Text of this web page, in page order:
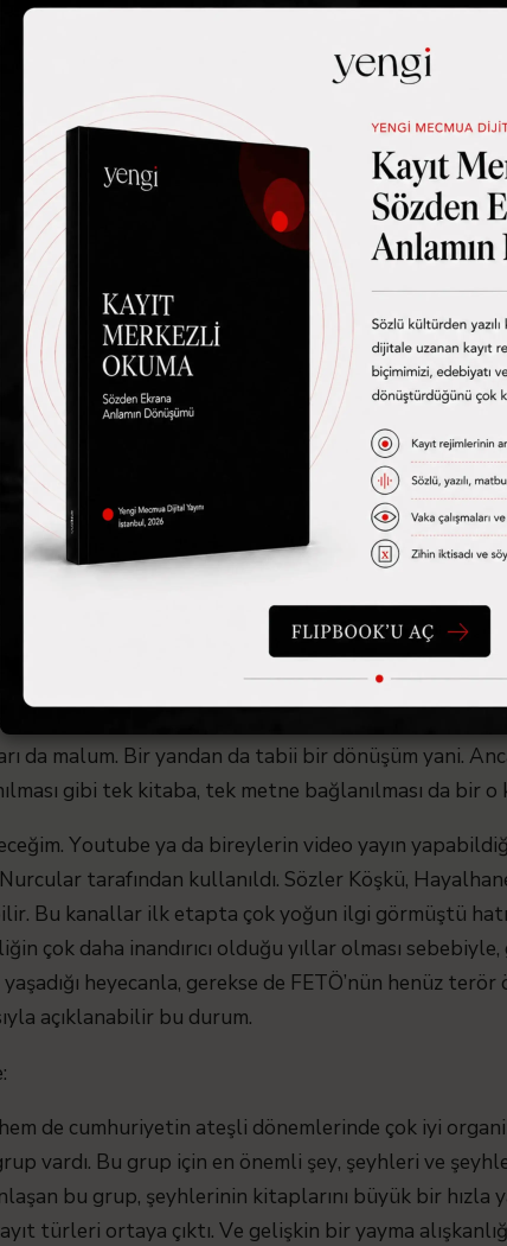
eli dahi matbaanın ürettiği zihin iktisadıyla
zihin iktisadı etkisiyle okuyucu ile buluşmuş.
pek de önemli değil. Aslında önemli de…
çok satılmasıyla ilgilisi var.) Risale-i Nur adı verilen
gerekiyor: 13 yıl kadar kısa bir sürede el ile
olsun ya da olmasın (olmaması imkannsızzz), ilkin bir
iktidarın, çeşitli dini grupların yayın araçlarına
bir matbuat başarısı olduğunu ifade etmek için
olan Yeni Asya grubunun gazetesinin şöyle bir
telif ettiği Risale-i Nur’ların medyadaki katıksız
‘doğrunun yanında haklının sesi’ olarak
ifademiz “asrın müellifi.” Daha önce hiç kimsenin
bir ifade bana kalırsa. Şeyh-mürit ilişkisinin
biri. Tabii Nurcular pek çok fraksiyona ayrılmışlar.
için abes olacaktır ancak yukarıda bir fraksiyon
bir şekilde ima etmiştim zaten. “Varın diğerlerini
hızla geliştiği, dilde sadeleşme projelerinin
geleneğini, metin merkezli bir cemaate
da malum. Bir yandan da tabii bir dönüşüm yani.
gibi tek kitaba, tek metne bağlanılması da bir
Youtube ya da bireylerin video yayın
tarafından kullanıldı. Sözler Köşkü,
Bu kanallar ilk etapta çok yoğun ilgi görmüştü
çok daha inandırıcı olduğu yıllar olması
heyecanla, gerekse de FETÖ’nün henüz
açıklanabilir bu durum.
de cumhuriyetin ateşli dönemlerinde çok iyi
vardı. Bu grup için en önemli şey, şeyhleri ve
bu grup, şeyhlerinin kitaplarını büyük bir
türleri ortaya çıktı. Ve gelişkin bir yayma